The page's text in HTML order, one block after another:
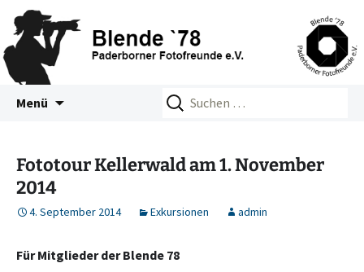
Blende 78 – Paderborner
Menü
Suchen
nach:
Fototour Kellerwald am 1. November
2014
4. September 2014 Exkursionen admin
Für Mitglieder der Blende 78